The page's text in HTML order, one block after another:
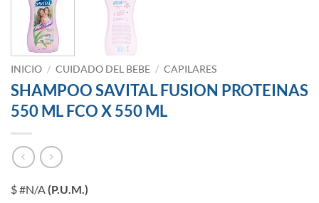
INICIO / CUIDADO DEL BEBE / CAPILARES
SHAMPOO SAVITAL FUSION PROTEINAS
550 ML FCO X 550 ML
$ #N/A (P.U.M.)